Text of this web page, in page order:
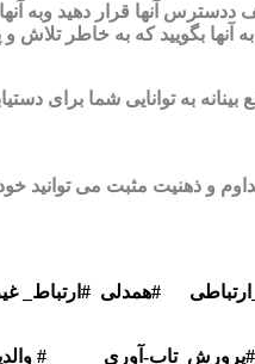
آنها قرار دهید وبه آنها
بگویید که به خاطر تلاش
به توانایی شما برای
و ذهنیت مثبت می توانید
#همدلی #ارتباط_
آوری #